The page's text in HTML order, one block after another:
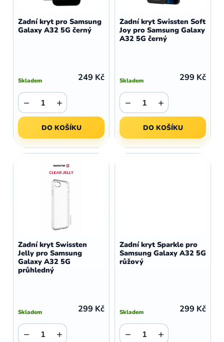
ů
o
d
ů
Zadní kryt pro Samsung
Galaxy A32 5G černý
Skladem 249 Kč
+
−
DO KOŠÍKU
Zadní kryt Swissten Soft
Joy pro Samsung Galaxy
A32 5G černý
Skladem 299 Kč
+
−
DO KOŠÍKU
Zadní kryt Swissten
Jelly pro Samsung
Galaxy A32 5G
průhledný
Skladem 299 Kč
+
−
Zadní kryt Sparkle pro
Samsung Galaxy A32 5G
růžový
Skladem 299 Kč
+
−